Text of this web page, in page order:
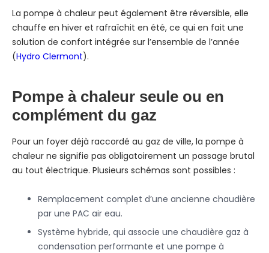
La pompe à chaleur peut également être réversible, elle
chauffe en hiver et rafraîchit en été, ce qui en fait une
solution de confort intégrée sur l’ensemble de l’année
(Hydro Clermont).
Pompe à chaleur seule ou en
complément du gaz
Pour un foyer déjà raccordé au gaz de ville, la pompe à
chaleur ne signifie pas obligatoirement un passage brutal
au tout électrique. Plusieurs schémas sont possibles :
Remplacement complet d’une ancienne chaudière
par une PAC air eau.
Système hybride, qui associe une chaudière gaz à
condensation performante et une pompe à